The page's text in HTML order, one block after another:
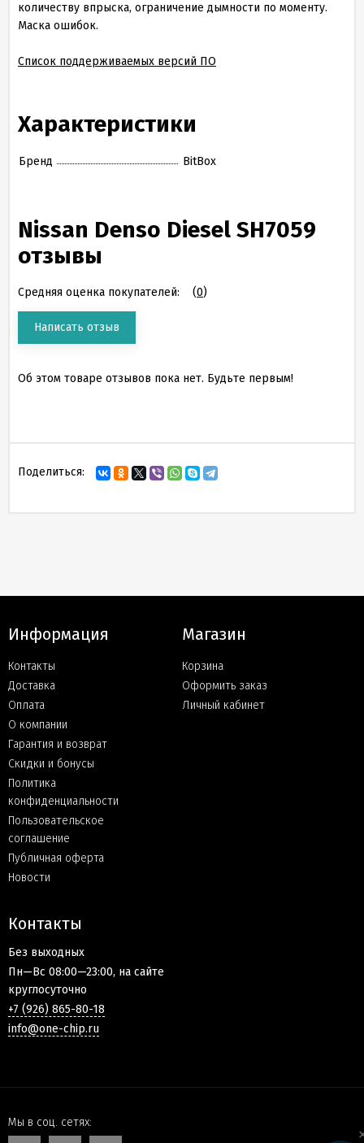
количеству впрыска, ограничение дымности по моменту.
Маска ошибок.
Список поддерживаемых версий ПО
Характеристики
Бренд BitBox
Nissan Denso Diesel SH7059
отзывы
Средняя оценка покупателей: (0)
Написать отзыв
Об этом товаре отзывов пока нет. Будьте первым!
Поделиться:
Информация
Контакты
Доставка
Оплата
О компании
Гарантия и возврат
Скидки и бонусы
Политика
конфиденциальности
Пользовательское
соглашение
Публичная оферта
Новости
Магазин
Корзина
Оформить заказ
Личный кабинет
Контакты
Без выходных
Пн—Вс 08:00—23:00, на сайте
круглосуточно
+7 (926) 865-80-18
info@one-chip.ru
Мы в соц. сетях